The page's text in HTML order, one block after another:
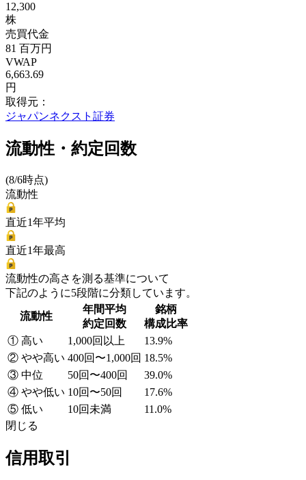
12,300
株
売買代金
81 百万円
VWAP
6,663.69
円
取得元：
ジャパンネクスト証券
流動性・約定回数
(8/6時点)
流動性
直近1年平均
直近1年最高
流動性の高さを測る基準について
下記のように5段階に分類しています。
流動性
年間平均
約定回数
銘柄
構成比率
① 高い
1,000回以上
13.9%
② やや高い 400回〜1,000回 18.5%
③ 中位
50回〜400回
39.0%
④ やや低い 10回〜50回
17.6%
⑤ 低い
10回未満
11.0%
閉じる
信用取引